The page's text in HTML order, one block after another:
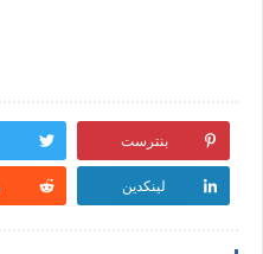
بنترست
لينكدين